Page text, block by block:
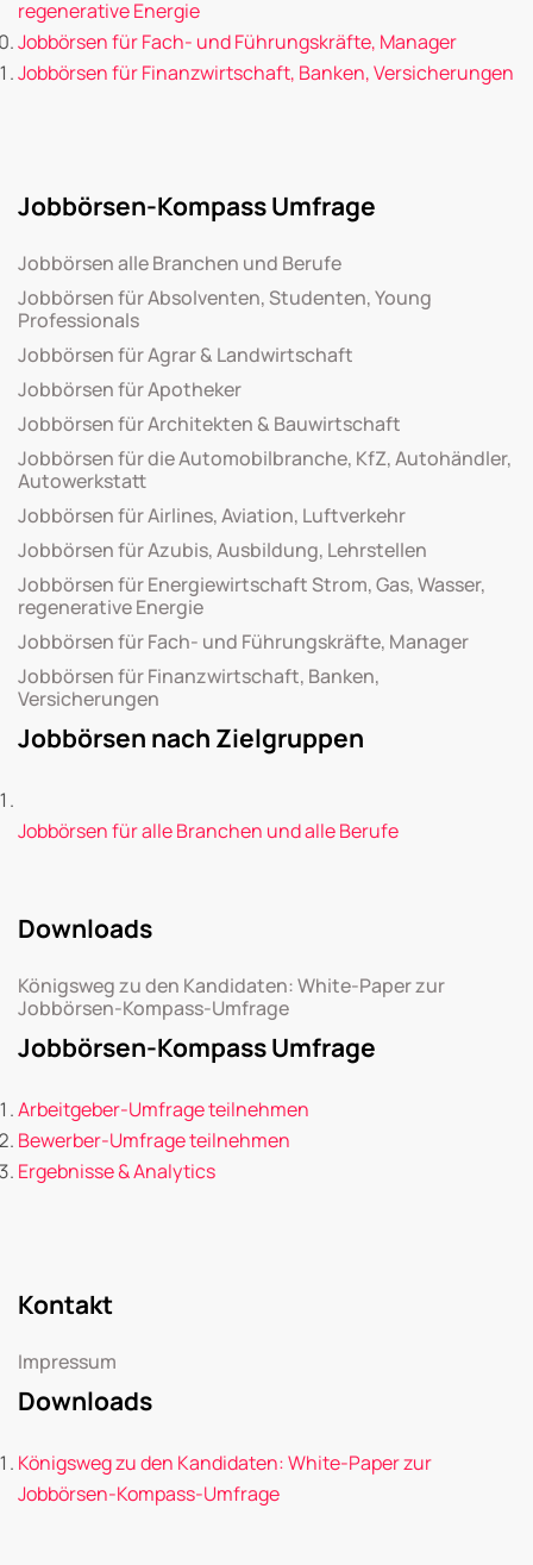
regenerative Energie
Jobbörsen für Fach- und Führungskräfte, Manager
Jobbörsen für Finanzwirtschaft, Banken, Versicherungen
Jobbörsen-Kompass Umfrage
Jobbörsen alle Branchen und Berufe
Jobbörsen für Absolventen, Studenten, Young
Professionals
Jobbörsen für Agrar & Landwirtschaft
Jobbörsen für Apotheker
Jobbörsen für Architekten & Bauwirtschaft
Jobbörsen für die Automobilbranche, KfZ, Autohändler,
Autowerkstatt
Jobbörsen für Airlines, Aviation, Luftverkehr
Jobbörsen für Azubis, Ausbildung, Lehrstellen
Jobbörsen für Energiewirtschaft Strom, Gas, Wasser,
regenerative Energie
Jobbörsen für Fach- und Führungskräfte, Manager
Jobbörsen für Finanzwirtschaft, Banken,
Versicherungen
Jobbörsen nach Zielgruppen
Jobbörsen für alle Branchen und alle Berufe
Downloads
Königsweg zu den Kandidaten: White-Paper zur
Jobbörsen-Kompass-Umfrage
Jobbörsen-Kompass Umfrage
Arbeitgeber-Umfrage teilnehmen
Bewerber-Umfrage teilnehmen
Ergebnisse & Analytics
Kontakt
Impressum
Downloads
Königsweg zu den Kandidaten: White-Paper zur
Jobbörsen-Kompass-Umfrage